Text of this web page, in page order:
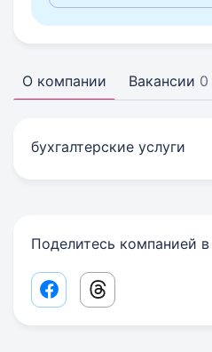
О компании Вакансии 0
бухгалтерские услуги
Поделитесь компанией
Facebook share link
Threads share link